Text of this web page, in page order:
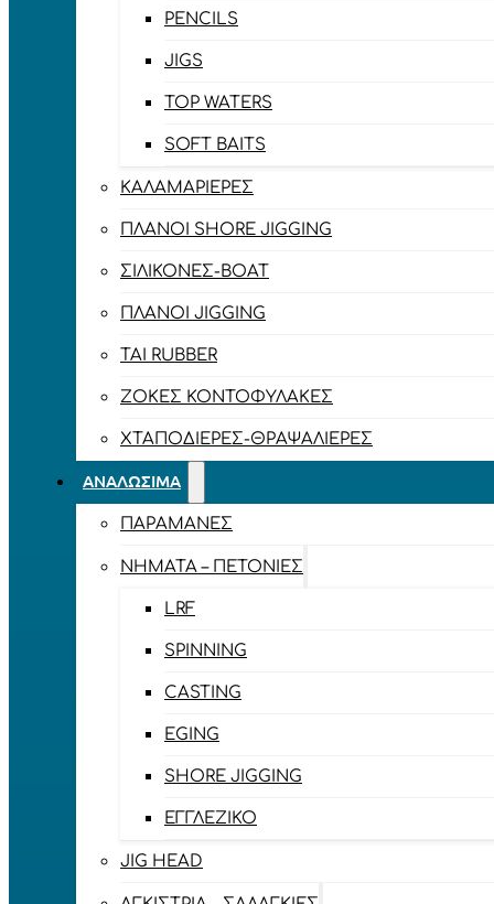
PENCILS
JIGS
TOP WATERS
SOFT BAITS
ΚΑΛΑΜΑΡΙΈΡΕΣ
ΠΛΆΝΟΙ SHORE JIGGING
ΣΙΛΙΚΌΝΕΣ-BOAT
ΠΛΆΝΟΙ JIGGING
TAI RUBBER
ΖΌΚΕΣ ΚΟΝΤΟΦΎΛΑΚΕΣ
ΧΤΑΠΟΔΙΈΡΕΣ-ΘΡΑΨΑΛΙΈΡΕΣ
ΑΝΑΛΏΣΙΜΑ
ΠΑΡΑΜΆΝΕΣ
ΝΉΜΑΤΑ – ΠΕΤΟΝΙΈΣ
LRF
SPINNING
CASTING
EGING
SHORE JIGGING
ΕΓΓΛΈΖΙΚΟ
JIG HEAD